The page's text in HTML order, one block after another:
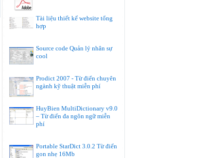
Tài liệu thiết kế website tổng
hợp
Source code Quản lý nhân sự
cool
Prodict 2007 - Từ điển chuyên
ngành kỹ thuật miễn phí
HuyBien MultiDictionary v9.0
– Từ điển đa ngôn ngữ miễn
phí
Portable StarDict 3.0.2 Từ điển
gon nhẹ 16Mb